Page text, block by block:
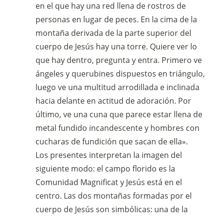
en el que hay una red llena de rostros de
personas en lugar de peces. En la cima de la
montaña derivada de la parte superior del
cuerpo de Jesús hay una torre. Quiere ver lo
que hay dentro, pregunta y entra. Primero ve
ángeles y querubines dispuestos en triángulo,
luego ve una multitud arrodillada e inclinada
hacia delante en actitud de adoración. Por
último, ve una cuna que parece estar llena de
metal fundido incandescente y hombres con
cucharas de fundición que sacan de ella».
Los presentes interpretan la imagen del
siguiente modo: el campo florido es la
Comunidad Magnificat y Jesús está en el
centro. Las dos montañas formadas por el
cuerpo de Jesús son simbólicas: una de la